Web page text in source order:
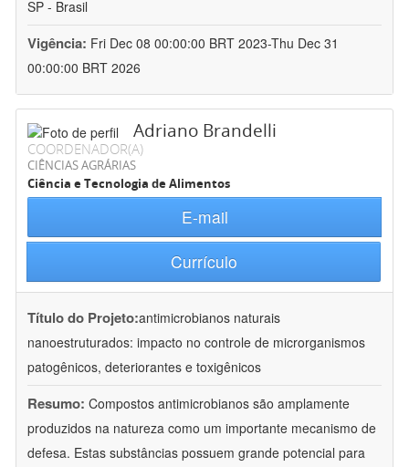
SP - Brasil
Vigência: Fri Dec 08 00:00:00 BRT 2023-Thu Dec 31
00:00:00 BRT 2026
Adriano Brandelli
COORDENADOR(A)
CIÊNCIAS AGRÁRIAS
Ciência e Tecnologia de Alimentos
E-mail
Currículo
Título do Projeto:antimicrobianos naturais
nanoestruturados: impacto no controle de microrganismos
patogênicos, deteriorantes e toxigênicos
Resumo: Compostos antimicrobianos são amplamente
produzidos na natureza como um importante mecanismo de
defesa. Estas substâncias possuem grande potencial para